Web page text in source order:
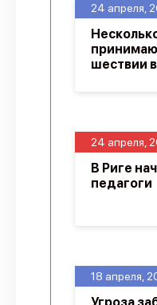
18 апреля,
24 апреля,
В Риге
педагоги
24 апреля,
шествии